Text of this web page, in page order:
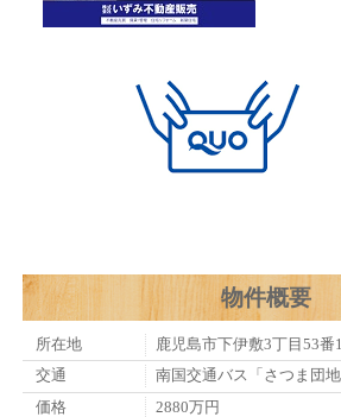
物件概要
所在地
鹿児島市下伊敷3丁目53番
交通
南国交通バス「さつま団
価格
2880万円